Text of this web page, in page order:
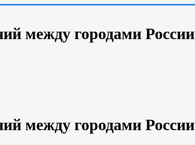
между городами России
между городами России